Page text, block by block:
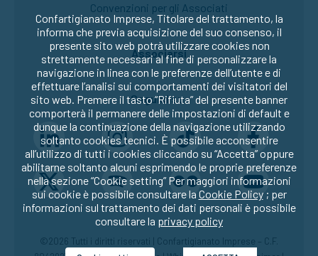
Convenzioni per gli Associati
Associarsi
Seguici su:
©2026 Tutti i diritti riservati | Confartigianato Imprese – C.F.
Confartigianato Imprese, Titolare del trattamento, la
informa che previa acquisizione del suo consenso, il
presente sito web potrà utilizzare cookies non
strettamente necessari al fine di personalizzare la
navigazione in linea con le preferenze dell’utente e di
effettuare l’analisi sui comportamenti dei visitatori del
sito web. Premere il tasto “Rifiuta” del presente banner
comporterà il permanere delle impostazioni di default e
dunque la continuazione della navigazione utilizzando
soltanto cookies tecnici. È possibile acconsentire
all’utilizzo di tutti i cookies cliccando su “Accetta” oppure
abilitarne soltanto alcuni esprimendo le proprie preferenze
nella sezione “Cookie setting” Per maggiori informazioni
sui cookie è possibile consultare la Cookie Policy; per
informazioni sul trattamento dei dati personali è possibile
consultare la privacy policy